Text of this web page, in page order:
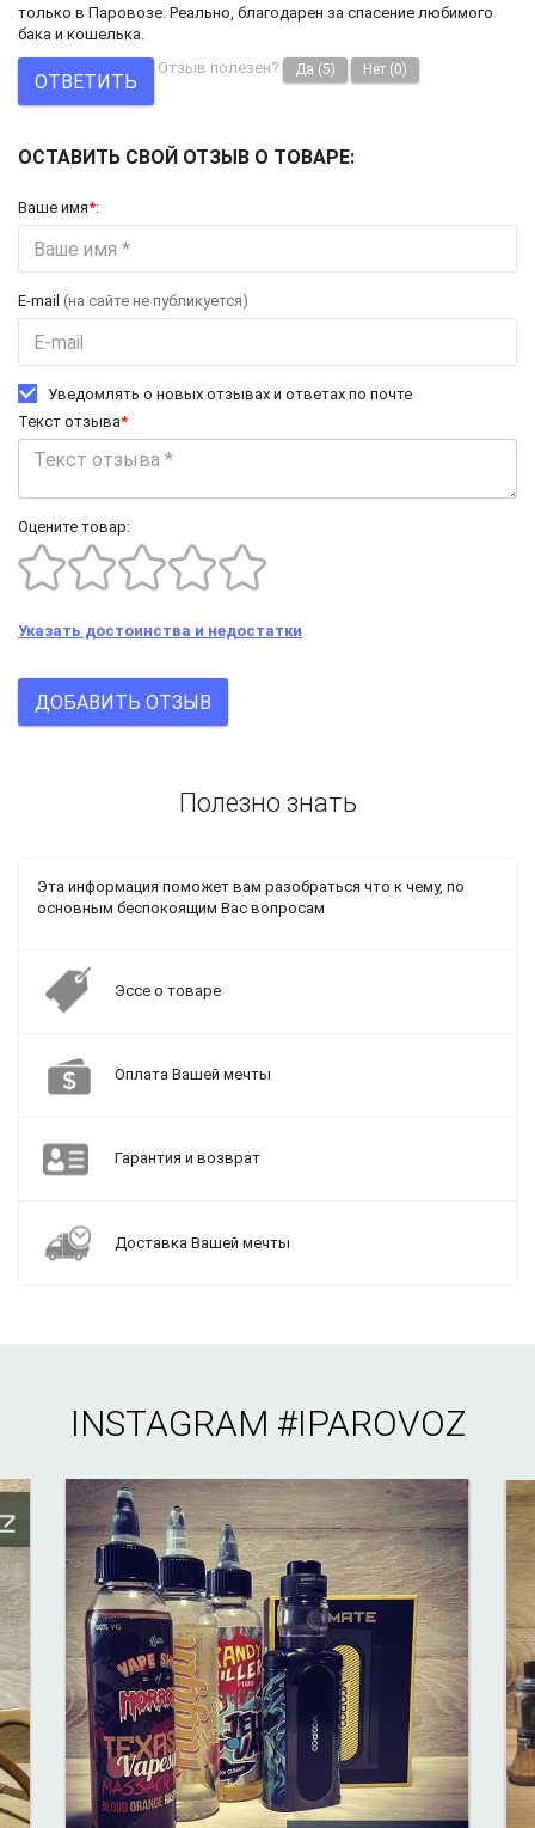
только в Паровозе. Реально, благодарен за спасение любимого
бака и кошелька.
ОТВЕТИТЬ
Отзыв полезен? Да (5) Нет (0)
ОСТАВИТЬ СВОЙ ОТЗЫВ О ТОВАРЕ:
Ваше имя*:
E-mail (на сайте не публикуется)
Уведомлять о новых отзывах и ответах по почте
Текст отзыва*
Оцените товар:
Указать достоинства и недостатки
ДОБАВИТЬ ОТЗЫВ
Полезно знать
Эта информация поможет вам разобраться что к чему, по
основным беспокоящим Вас вопросам
Эссе о товаре
Оплата Вашей мечты
Гарантия и возврат
Доставка Вашей мечты
INSTAGRAM #IPAROVOZ